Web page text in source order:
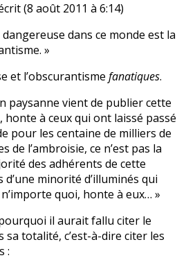
(8 août 2011 à 6:14)
dans ce monde est la
»
et l’obscurantisme fanatiques.
paysanne vient de publier cette
à ceux qui ont laissé passé
pour les centaine de milliers de
de l’ambroisie, ce n’est pas la
des adhérents de cette
minorité d’illuminés qui
quoi, honte à eux… »
pourquoi il aurait fallu citer le
sa totalité, c’est-à-dire citer les
: